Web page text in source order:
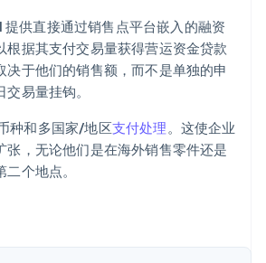
供直接通过销售点平台嵌入的融资
根据其支付交易量获得营运资金贷款
决于他们的销售额，而不是单独的申
易量挂钩。
种和多国家/地区支付处理。这使企业
张，无论他们是在海外销售零件还是
个地点。